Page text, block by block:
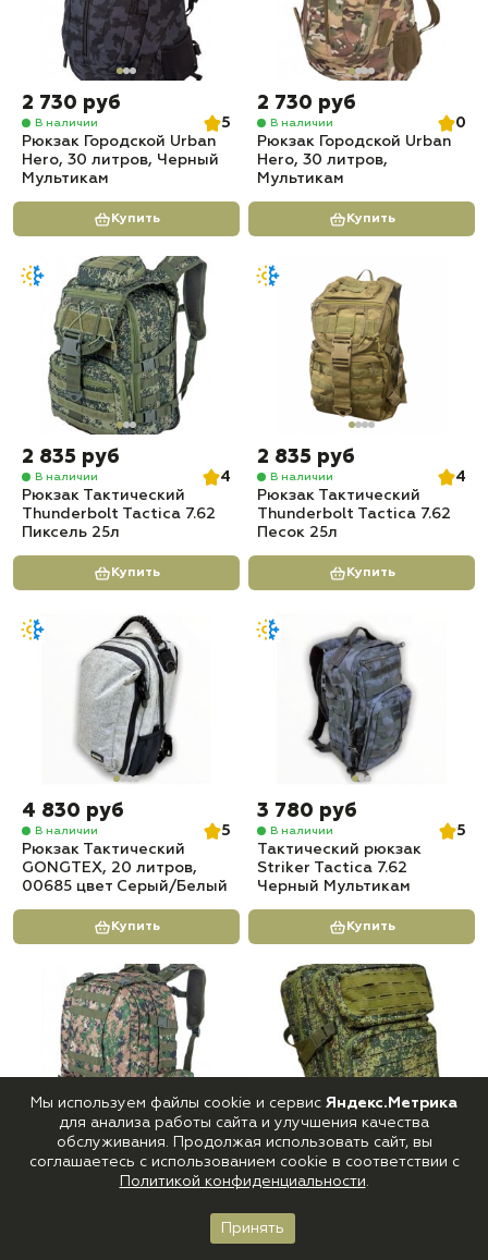
2 730 руб
В наличии
5
Рюкзак Городской Urban
Hero, 30 литров, Черный
Мультикам
Купить
2 730 руб
В наличии
0
Рюкзак Городской Urban
Hero, 30 литров,
Мультикам
Купить
2 835 руб
В наличии
4
Рюкзак Тактический
Thunderbolt Tactica 7.62
Пиксель 25л
Купить
2 835 руб
В наличии
4
Рюкзак Тактический
Thunderbolt Tactica 7.62
Песок 25л
Купить
4 830 руб
В наличии
5
Рюкзак Тактический
GONGTEX, 20 литров,
00685 цвет Серый/Белый
Купить
3 780 руб
В наличии
5
Тактический рюкзак
Striker Tactica 7.62
Черный Мультикам
Купить
3 570 руб
0
3 570 руб
В наличии
LEGIONER Пиксель 40л
Корзина
Мы используем файлы cookie и сервис Яндекс.Метрика
для анализа работы сайта и улучшения качества
обслуживания. Продолжая использовать сайт, вы
соглашаетесь с использованием cookie в соответствии с
Политикой конфиденциальности.
Принять